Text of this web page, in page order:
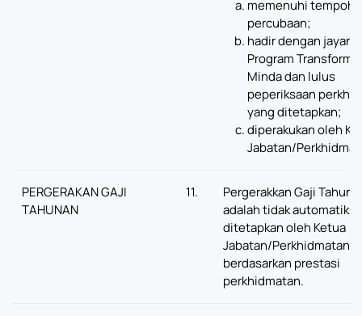
memenuhi tempoh
percubaan;
hadir dengan
Program
Minda dan lulus
peperiksaan
yang ditetapkan;
diperakukan oleh
Jabatan/
PERGERAKAN GAJI
TAHUNAN
11.
Pergerakkan Gaji
adalah tidak automatik
ditetapkan oleh Ketua
Jabatan/Perkhidmatan
berdasarkan prestasi
perkhidmatan.